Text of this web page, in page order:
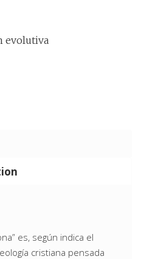
evolutiva
es, según indica el
cristiana pensada